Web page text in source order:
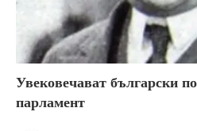
Увековечават български
парламент